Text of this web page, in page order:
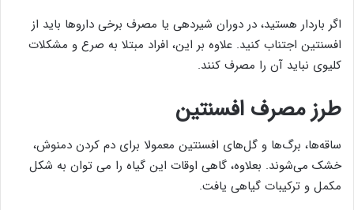
اگر باردار هستید، در دوران شیردهی یا مصرف برخی داروها باید از
افسنتین اجتناب کنید. علاوه بر این، افراد مبتلا به صرع و مشکلات
کلیوی نباید آن را مصرف کنند.
طرز مصرف افسنتین
ساقه‌ها، برگ‌ها و گل‌های افسنتین معمولا برای دم کردن دمنوش،
خشک می‌شوند. بعلاوه، گاهی اوقات این گیاه را می توان به شکل
مکمل و ترکیبات گیاهی یافت.